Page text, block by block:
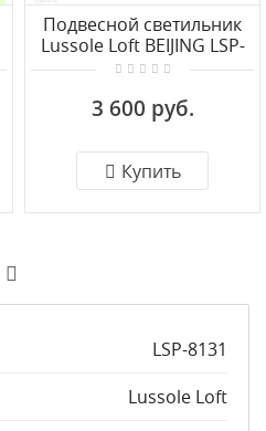
Подвесной светильник
Lussole Loft BEIJING LSP-
8130
3 600 руб.
Купить
LSP-8131
Lussole Loft